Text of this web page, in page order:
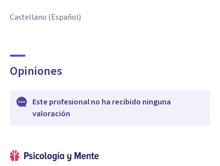
Castellano (Español)
Opiniones
Este profesional no ha recibido ninguna
valoración